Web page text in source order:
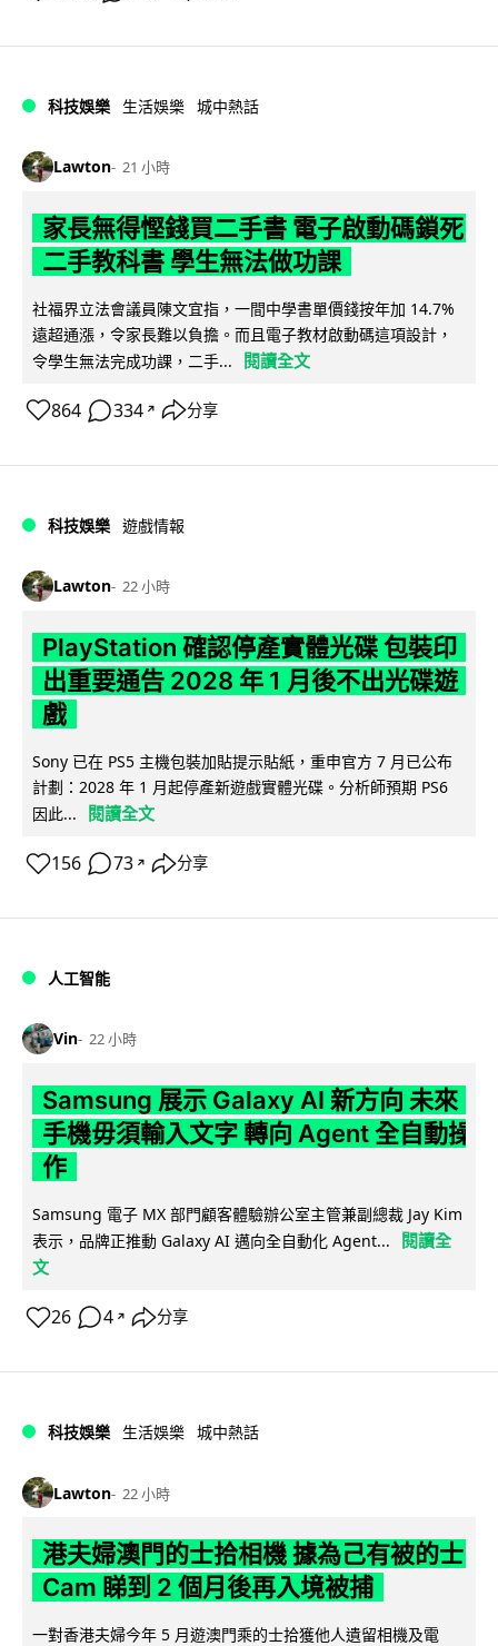
科技娛樂 生活娛樂 城中熱話
Lawton 21 小時
家長無得慳錢買二手書 電子啟動碼鎖死
二手教科書 學生無法做功課
社福界立法會議員陳文宜指，一間中學書單價錢按年加 14.7%
遠超通漲，令家長難以負擔。而且電子教材啟動碼這項設計，
令學生無法完成功課，二手...
閱讀全文
864 334 ↗ 分享
科技娛樂 遊戲情報
Lawton 22 小時
PlayStation 確認停產實體光碟 包裝印
出重要通告 2028 年 1 月後不出光碟遊
戲
Sony 已在 PS5 主機包裝加貼提示貼紙，重申官方 7 月已公布
計劃：2028 年 1 月起停產新遊戲實體光碟。分析師預期 PS6
因此...
閱讀全文
156 73 ↗ 分享
人工智能
Vin 22 小時
Samsung 展示 Galaxy AI 新方向 未來
手機毋須輸入文字 轉向 Agent 全自動操
作
Samsung 電子 MX 部門顧客體驗辦公室主管兼副總裁 Jay Kim
表示，品牌正推動 Galaxy AI 邁向全自動化 Agent...
閱讀全
文
26 4 ↗ 分享
科技娛樂 生活娛樂 城中熱話
Lawton 22 小時
港夫婦澳門的士拾相機 據為己有被的士
Cam 睇到 2 個月後再入境被捕
一對香港夫婦今年 5 月遊澳門乘的士拾獲他人遺留相機及電